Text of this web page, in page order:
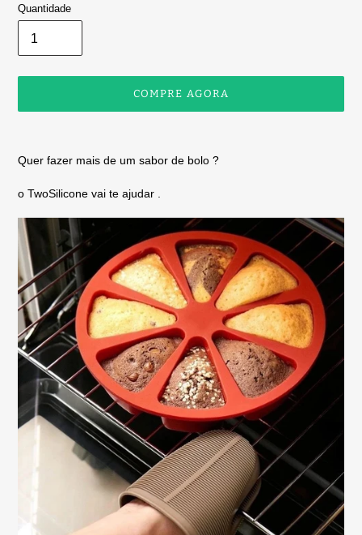
Quantidade
COMPRE AGORA
produto
ao
carrinho
Quer fazer mais de um sabor de bolo ?
o TwoSilicone vai te ajudar .